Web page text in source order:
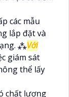
các mẫu
lắp đặt và
⁂Với
giám sát
thể lấy
chất lượng